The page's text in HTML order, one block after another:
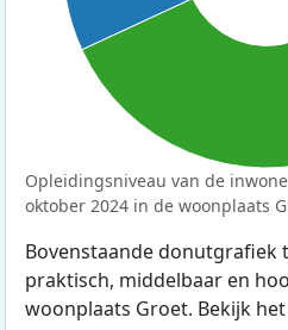
Opleidingsniveau van de
oktober 2024 in de woonplaats
Bovenstaande donutgrafiek
praktisch, middelbaar en
woonplaats Groet. Bekijk